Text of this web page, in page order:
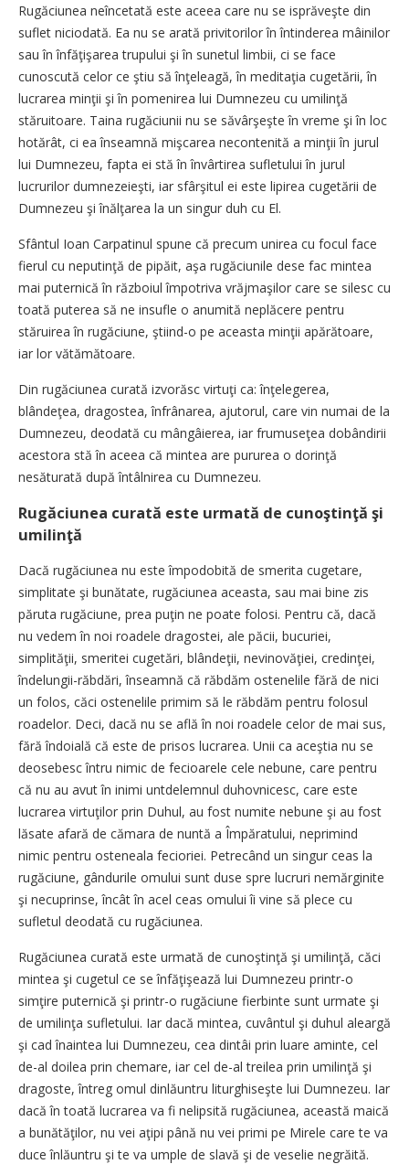
Rugăciunea neîncetată este aceea care nu se isprăveşte din
suflet niciodată. Ea nu se arată privitorilor în întinderea mâinilor
sau în înfăţişarea trupului şi în sunetul limbii, ci se face
cunoscută celor ce ştiu să înţeleagă, în meditaţia cugetării, în
lucrarea minţii şi în pomenirea lui Dumnezeu cu umilinţă
stăruitoare. Taina rugăciunii nu se săvârşeşte în vreme şi în loc
hotărât, ci ea înseamnă mişcarea necontenită a minţii în jurul
lui Dumnezeu, fapta ei stă în învârtirea sufletului în jurul
lucrurilor dumnezeieşti, iar sfârşitul ei este lipirea cugetării de
Dumnezeu şi înălţarea la un singur duh cu El.
Sfântul Ioan Carpatinul spune că precum unirea cu focul face
fierul cu neputinţă de pipăit, aşa rugăciunile dese fac mintea
mai puternică în războiul împotriva vrăjmaşilor care se silesc cu
toată puterea să ne insufle o anumită neplăcere pentru
stăruirea în rugăciune, ştiind-o pe aceasta minţii apărătoare,
iar lor vătămătoare.
Din rugăciunea curată izvorăsc virtuţi ca: înţelegerea,
blândeţea, dragostea, înfrânarea, ajutorul, care vin numai de la
Dumnezeu, deodată cu mângâierea, iar frumuseţea dobândirii
acestora stă în aceea că mintea are pururea o dorinţă
nesăturată după întâlnirea cu Dumnezeu.
Rugăciunea curată este urmată de cunoştinţă şi
umilinţă
Dacă rugăciunea nu este împodobită de smerita cugetare,
simplitate şi bunătate, rugăciunea aceasta, sau mai bine zis
păruta rugăciune, prea puţin ne poate folosi. Pentru că, dacă
nu vedem în noi roadele dragostei, ale păcii, bucuriei,
simplităţii, smeritei cugetări, blândeţii, nevinovăţiei, credinţei,
îndelungii-răbdări, înseamnă că răbdăm ostenelile fără de nici
un folos, căci ostenelile primim să le răbdăm pentru folosul
roadelor. Deci, dacă nu se află în noi roadele celor de mai sus,
fără îndoială că este de prisos lucrarea. Unii ca aceştia nu se
deosebesc întru nimic de fecioarele cele nebune, care pentru
că nu au avut în inimi untdelemnul duhovnicesc, care este
lucrarea virtuţilor prin Duhul, au fost numite nebune şi au fost
lăsate afară de cămara de nuntă a Împăratului, neprimind
nimic pentru osteneala fecioriei. Petrecând un singur ceas la
rugăciune, gândurile omului sunt duse spre lucruri nemărginite
şi necuprinse, încât în acel ceas omului îi vine să plece cu
sufletul deodată cu rugăciunea.
Rugăciunea curată este urmată de cunoştinţă şi umilinţă, căci
mintea şi cugetul ce se înfăţişează lui Dumnezeu printr-o
simţire puternică şi printr-o rugăciune fierbinte sunt urmate şi
de umilinţa sufletului. Iar dacă mintea, cuvântul şi duhul aleargă
şi cad înaintea lui Dumnezeu, cea dintâi prin luare aminte, cel
de-al doilea prin chemare, iar cel de-al treilea prin umilinţă şi
dragoste, întreg omul dinlăuntru liturghiseşte lui Dumnezeu. Iar
dacă în toată lucrarea va fi nelipsită rugăciunea, această maică
a bunătăţilor, nu vei aţipi până nu vei primi pe Mirele care te va
duce înlăuntru şi te va umple de slavă şi de veselie negrăită.